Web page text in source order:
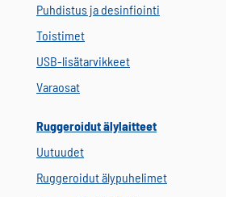
Puhdistus ja desinfiointi
Toistimet
USB-lisätarvikkeet
Varaosat
Ruggeroidut älylaitteet
Uutuudet
Ruggeroidut älypuhelimet